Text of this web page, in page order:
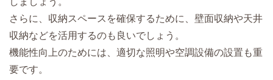
さらに、収納スペースを確保するために、壁面収納や天井
収納などを活用するのも良いでしょう。
機能性向上のためには、適切な照明や空調設備の設置も重
要です。